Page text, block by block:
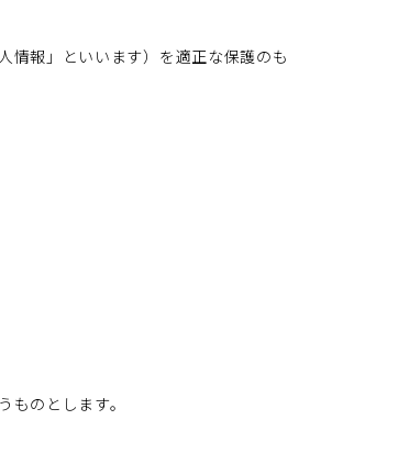
情報」といいます）を適正な保護のも
のとします。